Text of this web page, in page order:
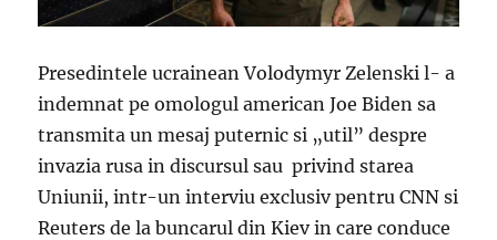
Presedintele ucrainean Volodymyr Zelenski l- a
indemnat pe omologul american Joe Biden sa
transmita un mesaj puternic si „util” despre
invazia rusa in discursul sau privind starea
Uniunii, intr-un interviu exclusiv pentru CNN si
Reuters de la buncarul din Kiev in care conduce